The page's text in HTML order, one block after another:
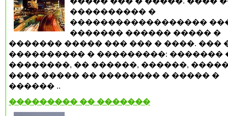
���������� �
������������������
������� ������ ����� �
������� ����� ��� ��� � ����. ���
���������� � ���������: �������
��������, �� ������, ������,
���� ����� �� �������� � ����� �
������ ..
��������� �� �������